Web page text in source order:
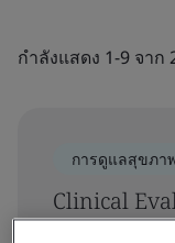
กำลังแสดง 1-9 จาก
การดูแลสุขภา
Clinical